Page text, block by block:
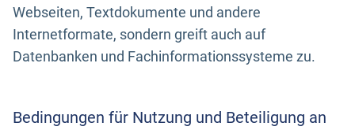
Webseiten, Textdokumente und andere
Internetformate, sondern greift auch auf
Datenbanken und Fachinformationssysteme zu.
Bedingungen für Nutzung und Beteiligung an